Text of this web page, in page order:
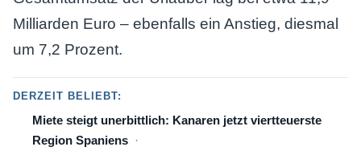
Milliarden Euro – ebenfalls ein Anstieg, diesmal
um 7,2 Prozent.
DERZEIT BELIEBT:
Miete steigt unerbittlich: Kanaren jetzt viertteuerste
Region Spaniens